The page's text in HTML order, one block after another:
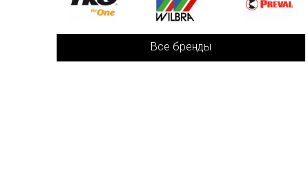
Все бренды